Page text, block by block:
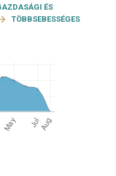
ÉS
TÖBBSEBESSÉGES